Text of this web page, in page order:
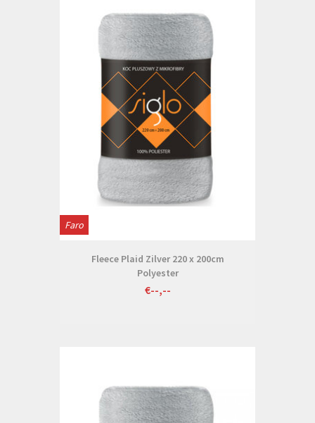
Faro
Fleece Plaid Zilver 220 x 200cm
Polyester
€--,--